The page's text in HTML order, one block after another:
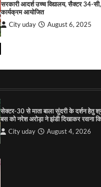
City uday August 6, 2026
₹227 करोड़ का ‘टेबल एजेंडा घोटाला’ भाजपा
भ्रष्टाचार, तानाशाही और लोकतंत्र की हत्या
सबूत : एच.एस. लक्की
सरकारी आदर्श उच्च विद्यालय, सैक्टर 34-
कार्यक्रम आयोजित
City uday August 6, 2025
सेक्टर-30 से माता बाला सुंदरी के दर्शन हेतु
बस को नरेश अरोड़ा ने झंडी दिखाकर रवाना
City uday August 4, 2026